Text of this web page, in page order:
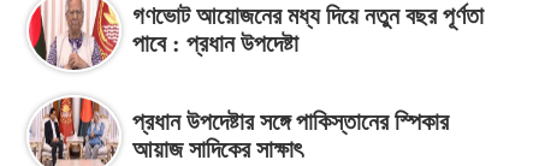
গণভোট আয়োজনের মধ্য দিয়ে নতুন বছর পূর্ণতা
পাবে : প্রধান উপদেষ্টা
প্রধান উপদেষ্টার সঙ্গে পাকিস্তানের স্পিকার
আয়াজ সাদিকের সাক্ষাৎ